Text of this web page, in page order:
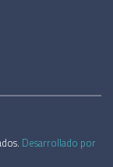
Desarrollado por